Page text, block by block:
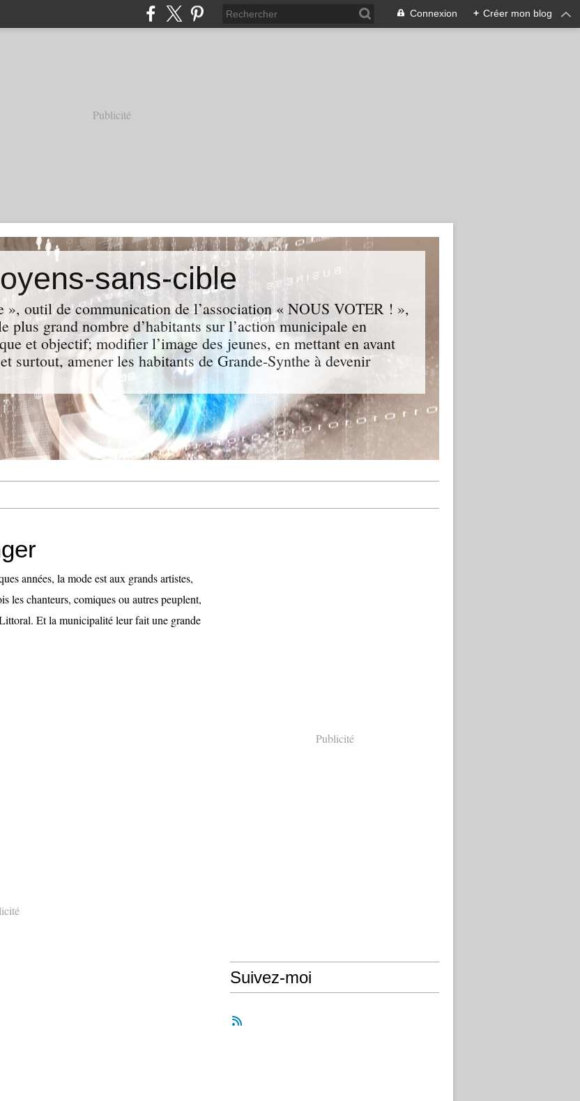
Connexion + Créer mon blog
Publicité
sans-cible
», outil de communication de l’association « NOUS VOTER ! »,
plus grand nombre d’habitants sur l’action municipale en
et objectif; modifier l’image des jeunes, en mettant en avant
surtout, amener les habitants de Grande-Synthe à devenir
années, la mode est aux grands artistes,
les chanteurs, comiques ou autres peuplent,
Et la municipalité leur fait une grande
Publicité
Suivez-moi